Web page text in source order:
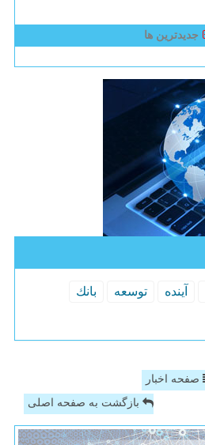
جدیدترین ها
آینده توسعه
بانك
صفحه اخبار
بازگشت به صفحه اصلی